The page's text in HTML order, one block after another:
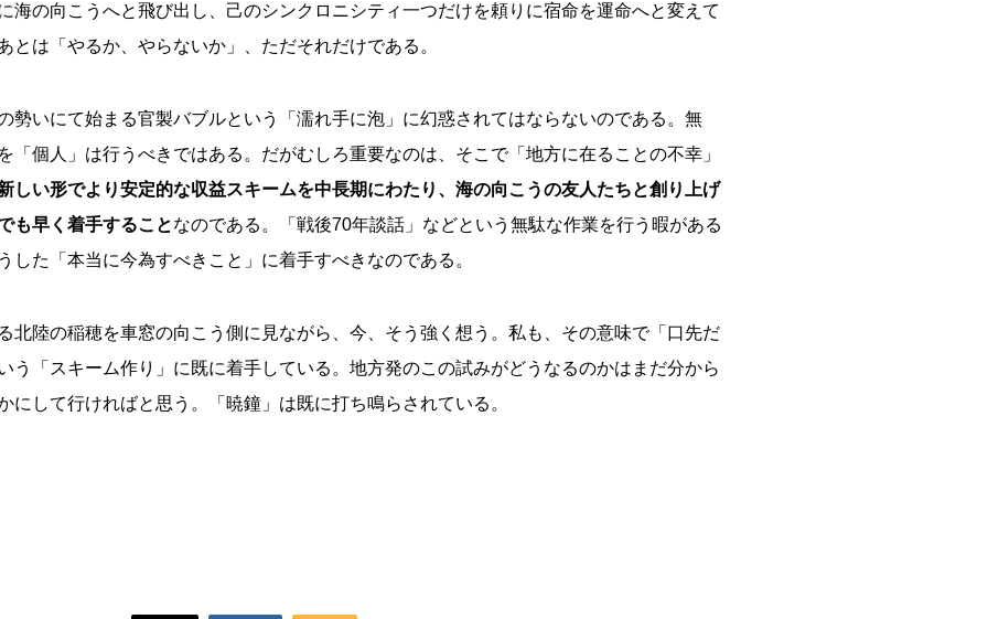
海の向こうへと飛び出し、己のシンクロニシティ一つだけを頼りに宿命を運命へと変えて
とは「やるか、やらないか」、ただそれだけである。
勢いにて始まる官製バブルという「濡れ手に泡」に幻惑されてはならないのである。無
「個人」は行うべきではある。だがむしろ重要なのは、そこで「地方に在ることの不幸」
しい形でより安定的な収益スキームを中長期にわたり、海の向こうの友人たちと創り上げ
も早く着手することなのである。「戦後70年談話」などという無駄な作業を行う暇がある
した「本当に今為すべきこと」に着手すべきなのである。
北陸の稲穂を車窓の向こう側に見ながら、今、そう強く想う。私も、その意味で「口先だ
う「スキーム作り」に既に着手している。地方発のこの試みがどうなるのかはまだ分から
にして行ければと思う。「暁鐘」は既に打ち鳴らされている。